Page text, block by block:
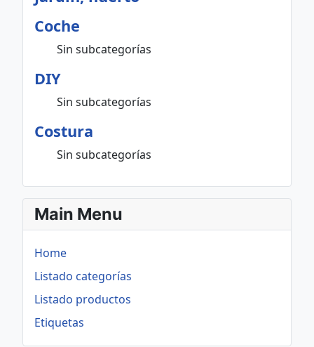
Coche
Sin subcategorías
DIY
Sin subcategorías
Costura
Sin subcategorías
Main Menu
Home
Listado categorías
Listado productos
Etiquetas